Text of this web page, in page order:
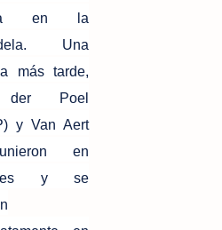
en la
Una
más tarde,
Poel
y Van Aert
en
y se